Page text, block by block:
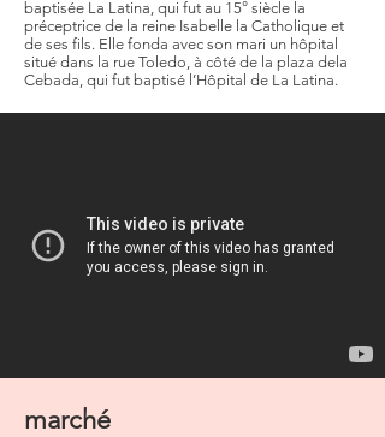
baptisée La Latina, qui fut au 15° siècle la
préceptrice de la reine Isabelle la Catholique et
de ses fils. Elle fonda avec son mari un hôpital
situé dans la rue Toledo, à côté de la plaza dela
Cebada, qui fut baptisé l’Hôpital de La Latina.
marché